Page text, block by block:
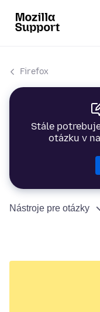
Firefox
Stále
otázku v
Nástroje pre otázky